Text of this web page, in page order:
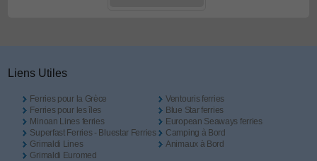
Liens Utiles
Ferries pour la Grèce
Ferries pour les îles
Minoan Lines ferries
Superfast Ferries - Bluestar Ferries
Grimaldi Lines
Grimaldi Euromed
Ventouris ferries
Blue Star ferries
European Seaways ferries
Camping à Bord
Animaux à Bord